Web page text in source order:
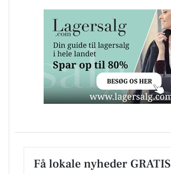
Få lokale nyheder GRATIS